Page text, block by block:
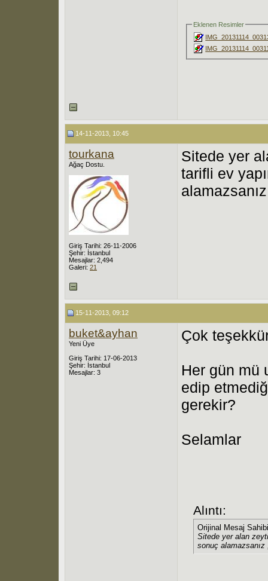
Eklenen Resimler
14-11-2013, 10:45
tourkana
Ağaç Dostu.
Giriş Tarihi: 26-11-2006
Şehir: İstanbul
Mesajlar: 2,494
Galeri: 21
Sitede yer
tarifli ev
15-11-2013, 09:12
buket&ayhan
Yeni Üye
Giriş Tarihi: 17-06-2013
Şehir: İstanbul
Mesajlar: 3
Çok
Her gün mü
edip
gerekir?
Selamlar
Alıntı:
Orijinal Mesaj
Sitede yer alan
sonuç